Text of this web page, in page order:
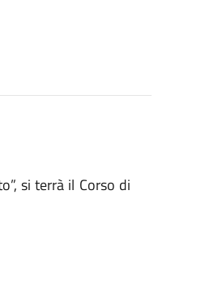
si terrà il Corso di